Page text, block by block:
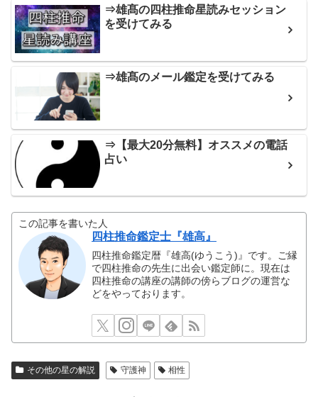
⇒雄髙の四柱推命星読みセッション
を受けてみる
⇒雄髙のメール鑑定を受けてみる
⇒【最大20分無料】オススメの電話
占い
この記事を書いた人
四柱推命鑑定士『雄高』
四柱推命鑑定暦『雄高(ゆうこう)』です。ご縁
で四柱推命の先生に出会い鑑定師に。現在は
四柱推命の講座の講師の傍らブログの運営な
どをやっております。
その他の星の解説 守護神 相性